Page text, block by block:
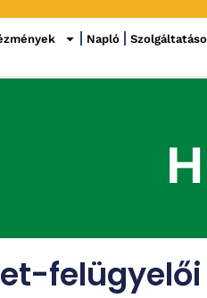
Napló